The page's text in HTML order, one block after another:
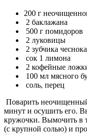
200 г
2 баклажана
500 г помидоров
2 луковицы
2 зубчика чеснока
сок 1 лимона
2 кофейные
100 мл мясного
соль, перец
Поварить
минут и осушить его.
кружочки. Вымочить в
(с крупной солью) и